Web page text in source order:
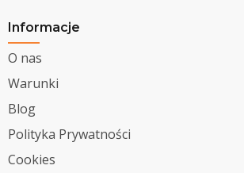
Informacje
O nas
Warunki
Blog
Polityka Prywatności
Cookies